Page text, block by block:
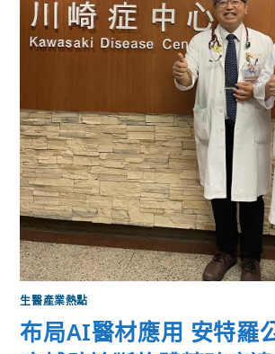
生醫產業熱點
布局AI醫材應用 安特羅